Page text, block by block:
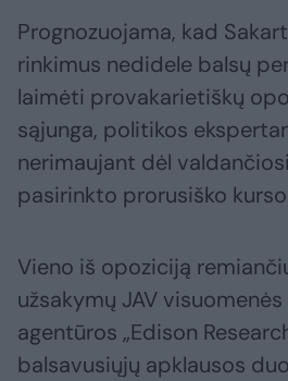
Prognozuojama, kad
rinkimus nedidele balsų
laimėti provakarietiškų
sąjunga, politikos
nerimaujant dėl
pasirinkto prorusiško
Vieno iš opoziciją
užsakymų JAV
agentūros „Edison
balsavusiųjų apklausos